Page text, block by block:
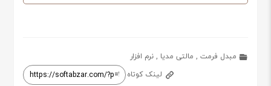
مبدل فرمت , مالتی مدیا ,نرم افزار
لینک کوتاه